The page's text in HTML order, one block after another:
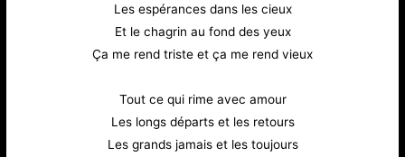
Les espérances dans les cieux
Et le chagrin au fond des yeux
Ça me rend triste et ça me rend vieux
Tout ce qui rime avec amour
Les longs départs et les retours
Les grands jamais et les toujours